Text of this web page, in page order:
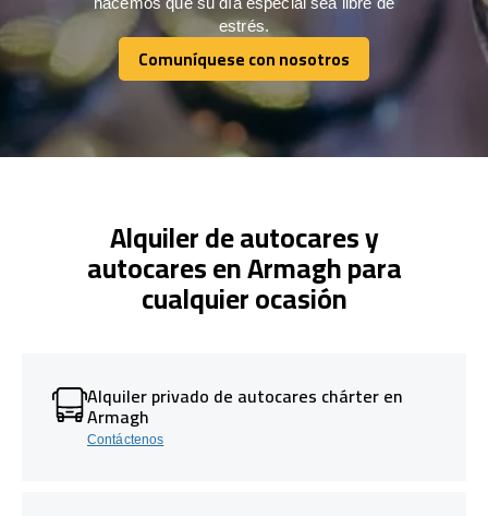
estrés.
Comuníquese con nosotros
Comuníquese con nosotros
Alquiler de autocares y
autocares en Armagh para
cualquier ocasión
Alquiler privado de autocares chárter en
Armagh
Contáctenos